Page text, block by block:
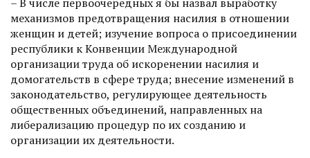
механизмов предотвращения насилия в отношении
женщин и детей; ­изучение вопроса о присоединении
респуб­лики к Конвенции Международной
организации труда об искоренении насилия и
домогательств в сфере труда; внесение изменений в
законодательство, регулирующее деятельность
общественных объединений, направленных на
либерализацию процедур по их созданию и
организации их дея­тельности.